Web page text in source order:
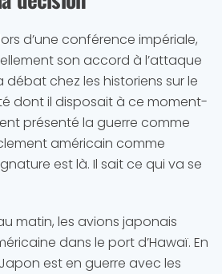
d’une conférence impériale,
son accord à l’attaque
débat chez les historiens sur le
dont il disposait à ce moment-
présenté la guerre comme
américain comme
est là. Il sait ce qui va se
matin, les avions japonais
dans le port d’Hawaï. En
est en guerre avec les